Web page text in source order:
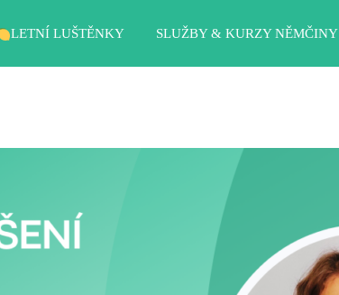
LETNÍ LUŠTĚNKY SLUŽBY & KURZY NĚMČINY